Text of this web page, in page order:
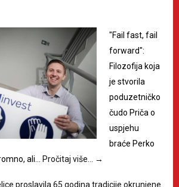
"Fail fast, fail
forward":
Filozofija koja
je stvorila
poduzetničko
čudo Priča o
uspjehu
braće Perko
ali… Pročitaj više… →
proslavila 65 godina tradicije okrunjene